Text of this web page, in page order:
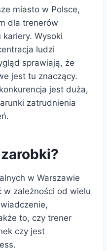
miasto w Polsce,
dla trenerów
Wysoki
ludzi
sprawiają, że
jest tu znaczący.
jest duża,
zatrudnienia
w Warszawie
w zależności od wielu
to, czy trener
czy jest